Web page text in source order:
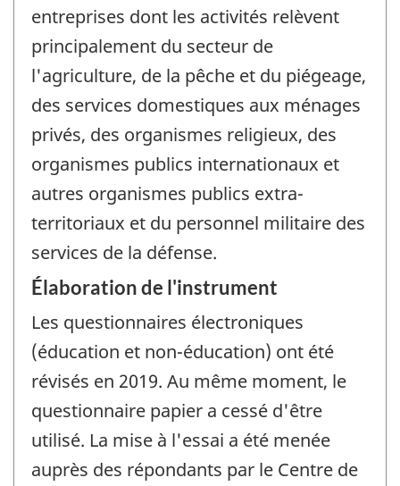
entreprises dont les activités relèvent
principalement du secteur de
l'agriculture, de la pêche et du piégeage,
des services domestiques aux ménages
privés, des organismes religieux, des
organismes publics internationaux et
autres organismes publics extra-
territoriaux et du personnel militaire des
services de la défense.
Élaboration de l'instrument
Les questionnaires électroniques
(éducation et non-éducation) ont été
révisés en 2019. Au même moment, le
questionnaire papier a cessé d'être
utilisé. La mise à l'essai a été menée
auprès des répondants par le Centre de